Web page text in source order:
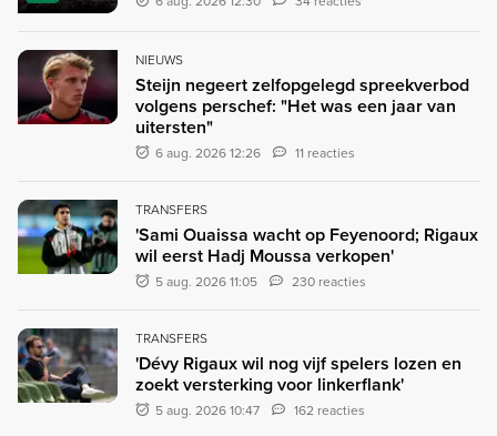
NIEUWS
Steijn negeert zelfopgelegd spreekverbod
volgens perschef: "Het was een jaar van
uitersten"
6 aug. 2026 12:26 11 reacties
TRANSFERS
'Sami Ouaissa wacht op Feyenoord; Rigaux
wil eerst Hadj Moussa verkopen'
5 aug. 2026 11:05 230 reacties
TRANSFERS
'Dévy Rigaux wil nog vijf spelers lozen en
zoekt versterking voor linkerflank'
5 aug. 2026 10:47 162 reacties